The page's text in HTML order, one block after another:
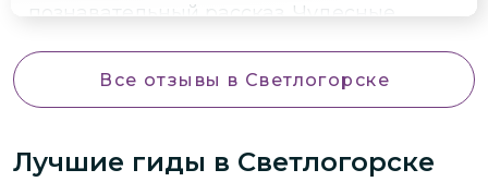
познавательный рассказ. Чудесные
Все отзывы в Светлогорске
Лучшие гиды в Светлогорске